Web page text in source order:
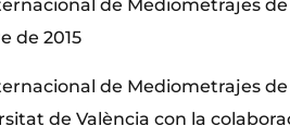
de Mediometrajes de
de 2015
de Mediometrajes
de València con la